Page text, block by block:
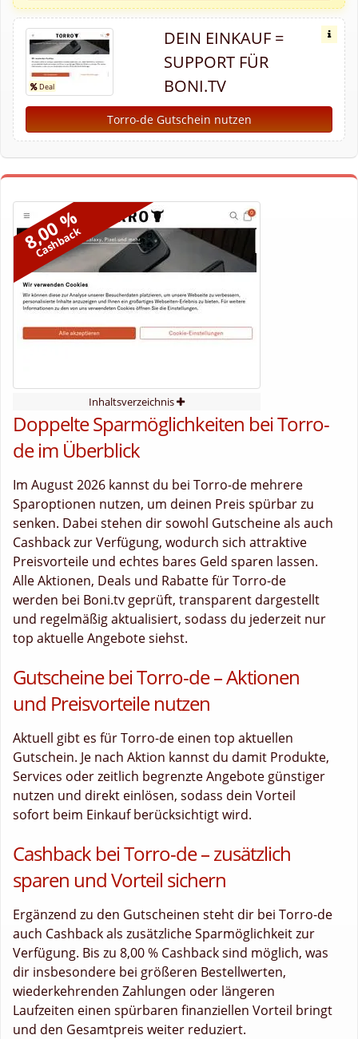
DEIN EINKAUF =
SUPPORT FÜR
BONI.TV
Torro-de Gutschein nutzen
8,00 %
Cashback
Inhaltsverzeichnis
Doppelte Sparmöglichkeiten bei Torro-
de im Überblick
Im August 2026 kannst du bei Torro-de mehrere
Sparoptionen nutzen, um deinen Preis spürbar zu
senken. Dabei stehen dir sowohl Gutscheine als auch
Cashback zur Verfügung, wodurch sich attraktive
Preisvorteile und echtes bares Geld sparen lassen.
Alle Aktionen, Deals und Rabatte für Torro-de
werden bei Boni.tv geprüft, transparent dargestellt
und regelmäßig aktualisiert, sodass du jederzeit nur
top aktuelle Angebote siehst.
Gutscheine bei Torro-de – Aktionen
und Preisvorteile nutzen
Aktuell gibt es für Torro-de einen top aktuellen
Gutschein. Je nach Aktion kannst du damit Produkte,
Services oder zeitlich begrenzte Angebote günstiger
nutzen und direkt einlösen, sodass dein Vorteil
sofort beim Einkauf berücksichtigt wird.
Cashback bei Torro-de – zusätzlich
sparen und Vorteil sichern
Ergänzend zu den Gutscheinen steht dir bei Torro-de
auch Cashback als zusätzliche Sparmöglichkeit zur
Verfügung. Bis zu 8,00 % Cashback sind möglich, was
dir insbesondere bei größeren Bestellwerten,
wiederkehrenden Zahlungen oder längeren
Laufzeiten einen spürbaren finanziellen Vorteil bringt
und den Gesamtpreis weiter reduziert.